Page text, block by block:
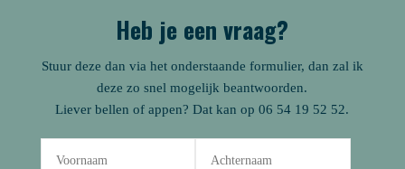
Heb je een vraag?
Stuur deze dan via het onderstaande formulier, dan zal ik
deze zo snel mogelijk beantwoorden.
Liever bellen of appen? Dat kan op 06 54 19 52 52.